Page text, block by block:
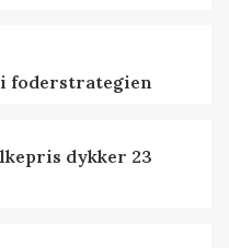
foderstrategien
dykker 23